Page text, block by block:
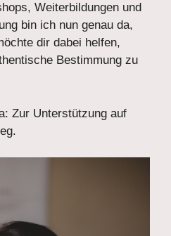
Weiterbildungen und
bin ich nun genau da,
dir dabei helfen,
Bestimmung zu
Zur Unterstützung auf